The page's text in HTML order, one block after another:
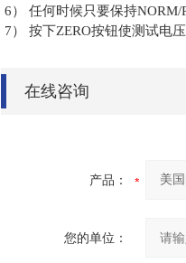
6） 任何时候只要保持NORM/
7） 按下ZERO按钮使测试电
在线咨询
产品：
您的单位：